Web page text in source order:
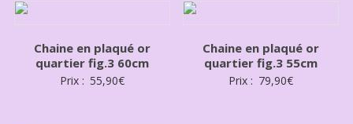
Chaine en plaqué or
quartier fig.3 60cm
Prix : 55,90€
Chaine en plaqué or
quartier fig.3 55cm
Prix : 79,90€